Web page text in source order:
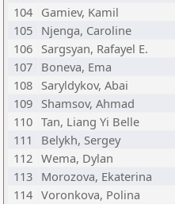
104 Gamiev, Kamil
105 Njenga, Caroline
106 Sargsyan, Rafayel E.
107 Boneva, Ema
108 Saryldykov, Abai
109 Shamsov, Ahmad
110 Tan, Liang Yi Belle
111
Belykh, Sergey
112 Wema, Dylan
113 Morozova, Ekaterina
114 Voronkova, Polina